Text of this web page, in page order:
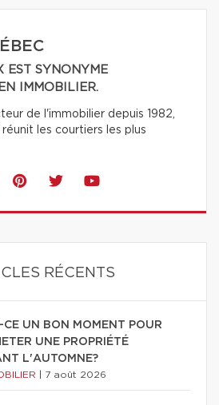
EST SYNONYME
IMMOBILIER.
de l'immobilier depuis 1982,
les courtiers les plus
RÉCENTS
CE UN BON MOMENT POUR
UNE PROPRIÉTÉ
L'AUTOMNE?
7 août 2026